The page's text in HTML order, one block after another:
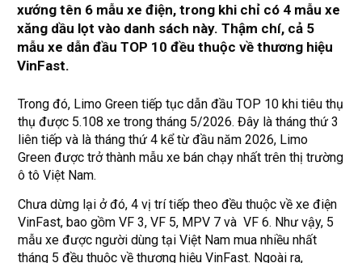
xướng tên 6 mẫu xe điện, trong khi chỉ có 4 mẫu xe
xăng dầu lọt vào danh sách này. Thậm chí, cả 5
mẫu xe dẫn đầu TOP 10 đều thuộc về thương hiệu
VinFast.
Trong đó, Limo Green tiếp tục dẫn đầu TOP 10 khi tiêu thụ
thụ được 5.108 xe trong tháng 5/2026. Đây là tháng thứ 3
liên tiếp và là tháng thứ 4 kể từ đầu năm 2026, Limo
Green được trở thành mẫu xe bán chạy nhất trên thị trường
ô tô Việt Nam.
Chưa dừng lại ở đó, 4 vị trí tiếp theo đều thuộc về xe điện
VinFast, bao gồm VF 3, VF 5, MPV 7 và VF 6. Như vậy, 5
mẫu xe được người dùng tại Việt Nam mua nhiều nhất
tháng 5 đều thuộc về thương hiệu VinFast. Ngoài ra,